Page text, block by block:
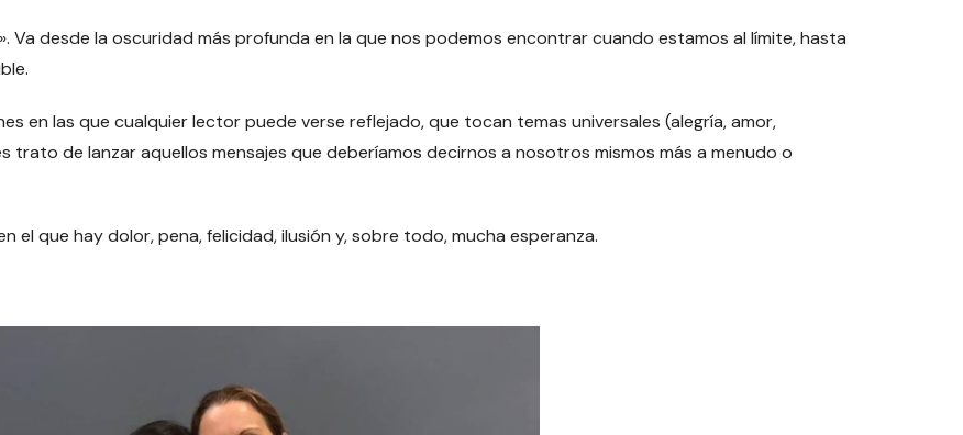
Va desde la oscuridad más profunda en la que nos podemos encontrar cuando estamos al límite, hasta
en las que cualquier lector puede verse reflejado, que tocan temas universales (alegría, amor,
de lanzar aquellos mensajes que deberíamos decirnos a nosotros mismos más a menudo o
el que hay dolor, pena, felicidad, ilusión y, sobre todo, mucha esperanza.